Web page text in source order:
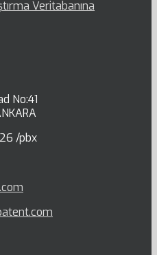
Veritabanına
No:41
/pbx